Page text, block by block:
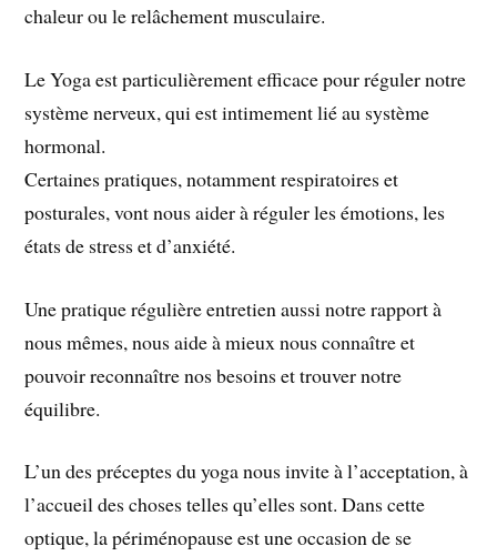
chaleur ou le relâchement musculaire.
Le Yoga est particulièrement efficace pour réguler notre
système nerveux, qui est intimement lié au système
hormonal.
Certaines pratiques, notamment respiratoires et
posturales, vont nous aider à réguler les émotions, les
états de stress et d’anxiété.
Une pratique régulière entretien aussi notre rapport à
nous mêmes, nous aide à mieux nous connaître et
pouvoir reconnaître nos besoins et trouver notre
équilibre.
L’un des préceptes du yoga nous invite à l’acceptation, à
l’accueil des choses telles qu’elles sont. Dans cette
optique, la périménopause est une occasion de se